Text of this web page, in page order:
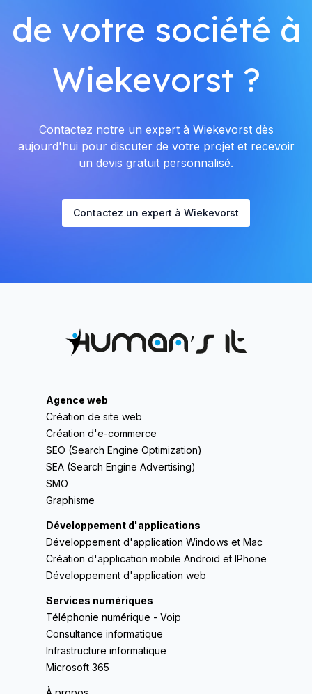
de votre société à
Wiekevorst ?
Contactez notre un expert à Wiekevorst dès
aujourd'hui pour discuter de votre projet et recevoir
un devis gratuit personnalisé.
Contactez un expert à Wiekevorst
Agence web
Création de site web
Création d'e-commerce
SEO (Search Engine Optimization)
SEA (Search Engine Advertising)
SMO
Graphisme
Développement d'applications
Développement d'application Windows et Mac
Création d'application mobile Android et IPhone
Développement d'application web
Services numériques
Téléphonie numérique - Voip
Consultance informatique
Infrastructure informatique
Microsoft 365